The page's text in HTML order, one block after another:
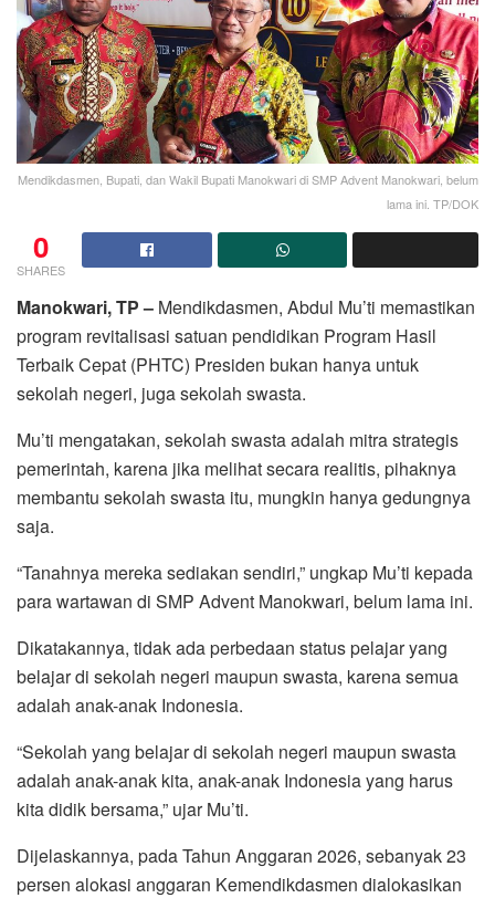
Mendikdasmen, Bupati, dan Wakil Bupati Manokwari di SMP Advent Manokwari, belum
lama ini. TP/DOK
0
SHARES
Manokwari, TP – Mendikdasmen, Abdul Mu’ti memastikan
program revitalisasi satuan pendidikan Program Hasil
Terbaik Cepat (PHTC) Presiden bukan hanya untuk
sekolah negeri, juga sekolah swasta.
Mu’ti mengatakan, sekolah swasta adalah mitra strategis
pemerintah, karena jika melihat secara realitis, pihaknya
membantu sekolah swasta itu, mungkin hanya gedungnya
saja.
“Tanahnya mereka sediakan sendiri,” ungkap Mu’ti kepada
para wartawan di SMP Advent Manokwari, belum lama ini.
Dikatakannya, tidak ada perbedaan status pelajar yang
belajar di sekolah negeri maupun swasta, karena semua
adalah anak-anak Indonesia.
“Sekolah yang belajar di sekolah negeri maupun swasta
adalah anak-anak kita, anak-anak Indonesia yang harus
kita didik bersama,” ujar Mu’ti.
Dijelaskannya, pada Tahun Anggaran 2026, sebanyak 23
persen alokasi anggaran Kemendikdasmen dialokasikan